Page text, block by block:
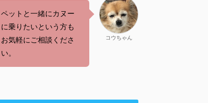
ペットと一緒にカヌー
に乗りたいという方も
お気軽にご相談くださ
い。
コウちゃん